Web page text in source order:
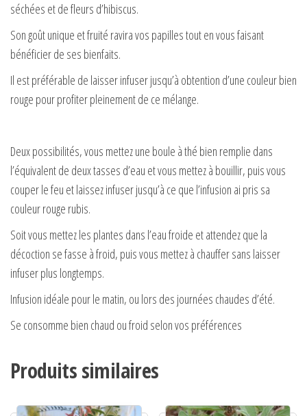
séchées et de fleurs d’hibiscus.
Son goût unique et fruité ravira vos papilles tout en vous faisant
bénéficier de ses bienfaits.
Il est préférable de laisser infuser jusqu’à obtention d’une couleur bien
rouge pour profiter pleinement de ce mélange.
Deux possibilités, vous mettez une boule à thé bien remplie dans
l’équivalent de deux tasses d’eau et vous mettez à bouillir, puis vous
couper le feu et laissez infuser jusqu’à ce que l’infusion ai pris sa
couleur rouge rubis.
Soit vous mettez les plantes dans l’eau froide et attendez que la
décoction se fasse à froid, puis vous mettez à chauffer sans laisser
infuser plus longtemps.
Infusion idéale pour le matin, ou lors des journées chaudes d’été.
Se consomme bien chaud ou froid selon vos préférences
Produits similaires